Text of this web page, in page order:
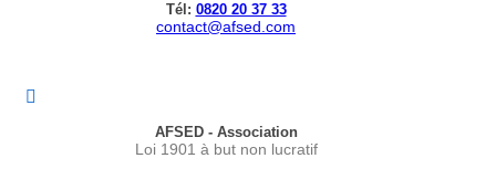
Tél: 0820 20 37 33
contact@afsed.com
AFSED - Association
Loi 1901 à but non lucratif